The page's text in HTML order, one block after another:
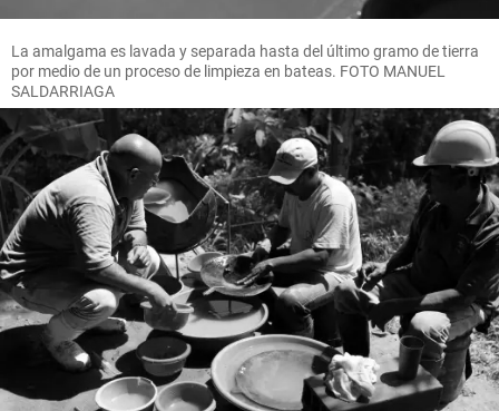
La amalgama es lavada y separada hasta del último gramo de tierra
por medio de un proceso de limpieza en bateas. FOTO MANUEL
SALDARRIAGA